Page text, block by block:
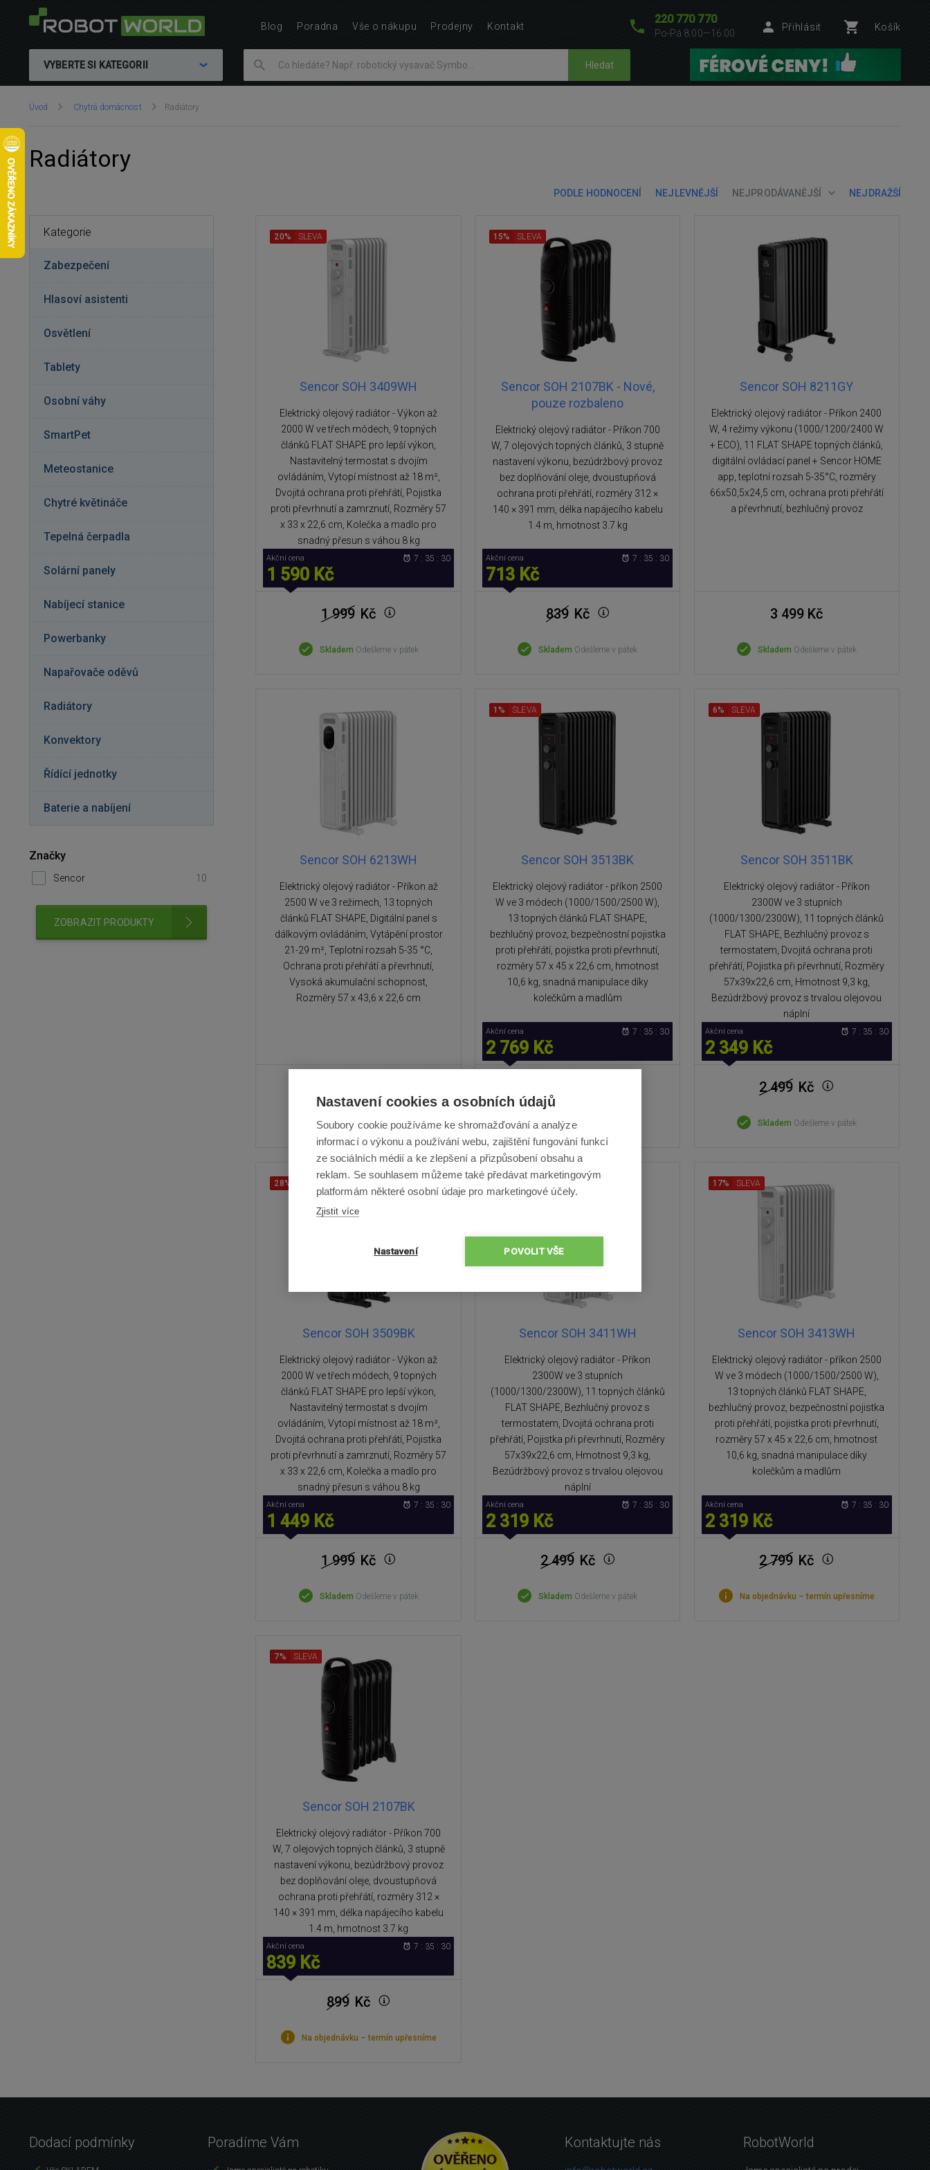
220 770 770
Po-Pá 8:00—16:00
Přihlásit Košík
VYBERTE SI KATEGORII Hledat
Nacházíte
Úvod Chytrá domácnost Radiátory
Radiátory
PODLE HODNOCENÍ NEJLEVNĚJŠÍ NEJPRODÁVANĚJŠÍ NEJDRAŽŠÍ
Sencor SOH 3409WH
Elektrický olejový radiátor - Výkon až
2000 W ve třech módech, 9 topných
článků FLAT SHAPE pro lepší výkon,
Nastavitelný termostat s dvojím
ovládáním, Vytopí místnost až 18 m²,
Dvojitá ochrana proti přehřátí, Pojistka
proti převrhnutí a zamrznutí, Rozměry 57
x 33 x 22,6 cm, Kolečka a madlo pro
snadný přesun s váhou 8 kg
20% SLEVA
Akční cena
1 590 Kč
7 : 35 : 29
1 999 Kč
Skladem Odešleme v pátek
Sencor SOH 2107BK - Nové,
pouze rozbaleno
Elektrický olejový radiátor - Příkon 700
W, 7 olejových topných článků, 3 stupně
nastavení výkonu, bezúdržbový provoz
bez doplňování oleje, dvoustupňová
ochrana proti přehřátí, rozměry 312 ×
140 × 391 mm, délka napájecího kabelu
1.4 m, hmotnost 3.7 kg
15% SLEVA
Akční cena
713 Kč
7 : 35 : 29
839 Kč
Skladem Odešleme v pátek
Sencor SOH 8211GY
Elektrický olejový radiátor - Příkon 2400
W, 4 režimy výkonu (1000/1200/2400 W
+ ECO), 11 FLAT SHAPE topných článků,
digitální ovládací panel + Sencor HOME
app, teplotní rozsah 5-35°C, rozměry
66x50,5x24,5 cm, ochrana proti přehřátí
a převrhnutí, bezhlučný provoz
3 499 Kč
Skladem Odešleme v pátek
Sencor SOH 6213WH
Elektrický olejový radiátor - Příkon až
2500 W ve 3 režimech, 13 topných
článků FLAT SHAPE, Digitální panel s
dálkovým ovládáním, Vytápění prostor
21-29 m², Teplotní rozsah 5-35 °C,
Ochrana proti přehřátí a převrhnutí,
Vysoká akumulační schopnost,
Rozměry 57 x 43,6 x 22,6 cm
Skladem Odešleme v pátek
Sencor SOH 3513BK
Elektrický olejový radiátor - příkon 2500
W ve 3 módech (1000/1500/2500 W),
13 topných článků FLAT SHAPE,
bezhlučný provoz, bezpečnostní pojistka
proti přehřátí, pojistka proti převrhnutí,
rozměry 57 x 45 x 22,6 cm, hmotnost
10,6 kg, snadná manipulace díky
kolečkům a madlům
1% SLEVA
Akční cena
2 769 Kč
7 : 35 : 29
Skladem Odešleme v pátek
Sencor SOH 3511BK
Elektrický olejový radiátor - Příkon
2300W ve 3 stupních
(1000/1300/2300W), 11 topných článků
FLAT SHAPE, Bezhlučný provoz s
termostatem, Dvojitá ochrana proti
přehřátí, Pojistka při převrhnutí, Rozměry
57x39x22,6 cm, Hmotnost 9,3 kg,
Bezúdržbový provoz s trvalou olejovou
náplní
6% SLEVA
Akční cena
2 349 Kč
7 : 35 : 29
2 499 Kč
Skladem Odešleme v pátek
Sencor SOH 3509BK
Elektrický olejový radiátor - Výkon až
2000 W ve třech módech, 9 topných
článků FLAT SHAPE pro lepší výkon,
Nastavitelný termostat s dvojím
ovládáním, Vytopí místnost až 18 m²,
Dvojitá ochrana proti přehřátí, Pojistka
proti převrhnutí a zamrznutí, Rozměry 57
x 33 x 22,6 cm, Kolečka a madlo pro
snadný přesun s váhou 8 kg
28%
Akční cena
1 449 Kč
7 : 35 : 29
1 999 Kč
Skladem Odešleme v pátek
Sencor SOH 3411WH
Elektrický olejový radiátor - Příkon
2300W ve 3 stupních
(1000/1300/2300W), 11 topných článků
FLAT SHAPE, Bezhlučný provoz s
termostatem, Dvojitá ochrana proti
přehřátí, Pojistka při převrhnutí, Rozměry
57x39x22,6 cm, Hmotnost 9,3 kg,
Bezúdržbový provoz s trvalou olejovou
náplní
Akční cena
2 319 Kč
7 : 35 : 29
2 499 Kč
Skladem Odešleme v pátek
Sencor SOH 3413WH
Elektrický olejový radiátor - příkon 2500
W ve 3 módech (1000/1500/2500 W),
13 topných článků FLAT SHAPE,
bezhlučný provoz, bezpečnostní pojistka
proti přehřátí, pojistka proti převrhnutí,
rozměry 57 x 45 x 22,6 cm, hmotnost
10,6 kg, snadná manipulace díky
kolečkům a madlům
17% SLEVA
Akční cena
2 319 Kč
7 : 35 : 29
2 799 Kč
Na objednávku – termín upřesníme
Sencor SOH 2107BK
Elektrický olejový radiátor - Příkon 700
W, 7 olejových topných článků, 3 stupně
nastavení výkonu, bezúdržbový provoz
bez doplňování oleje, dvoustupňová
ochrana proti přehřátí, rozměry 312 ×
140 × 391 mm, délka napájecího kabelu
1.4 m, hmotnost 3.7 kg
7% SLEVA
Akční cena
839 Kč
7 : 35 : 29
899 Kč
Na objednávku – termín upřesníme
Kategorie
Zabezpečení
Hlasoví asistenti
Osvětlení
Tablety
Osobní váhy
SmartPet
Meteostanice
Chytré květináče
Tepelná čerpadla
Solární panely
Nabíjecí stanice
Powerbanky
Napařovače oděvů
Radiátory
Konvektory
Řídící jednotky
Baterie a nabíjení
Značky
Sencor 10
ZOBRAZIT PRODUKTY
Blog Poradna Vše o nákupu Prodejny Kontakt
Dodací podmínky Poradíme Vám Kontaktujte nás RobotWorld
Nastavení cookies a osobních údajů
Soubory cookie používáme ke shromažďování a analýze
informací o výkonu a používání webu, zajištění fungování funkcí
ze sociálních médií a ke zlepšení a přizpůsobení obsahu a
reklam. Se souhlasem můžeme také předávat marketingovým
platformám některé osobní údaje pro marketingové účely.
Zjistit více
Nastavení POVOLIT VŠE